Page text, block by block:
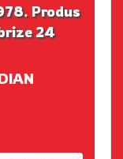
Produs
24